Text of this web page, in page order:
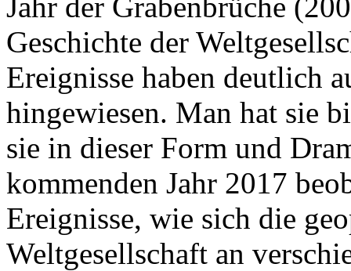
Geschichte der
Ereignisse haben deutlich
hingewiesen. Man hat sie
sie in dieser Form und
kommenden Jahr 2017
Ereignisse, wie sich die
Weltgesellschaft an